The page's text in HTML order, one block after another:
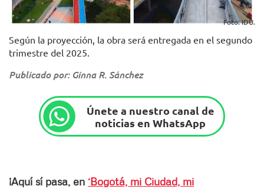
Foto: IDU.
Según la proyección, la obra será entregada en el segundo
trimestre del 2025.
Publicado por: Ginna R. Sánchez
Únete a nuestro canal de
noticias en WhatsApp
¡Aquí sí pasa, en ‘Bogotá, mi Ciudad, mi